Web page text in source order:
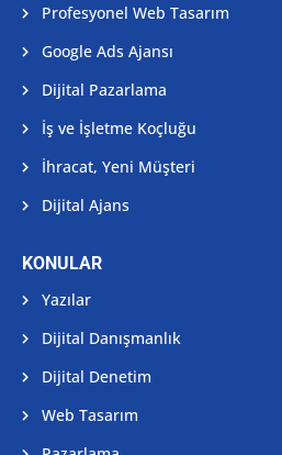
Profesyonel Web Tasarım
Google Ads Ajansı
Dijital Pazarlama
İş ve İşletme Koçluğu
İhracat, Yeni Müşteri
Dijital Ajans
KONULAR
Yazılar
Dijital Danışmanlık
Dijital Denetim
Web Tasarım